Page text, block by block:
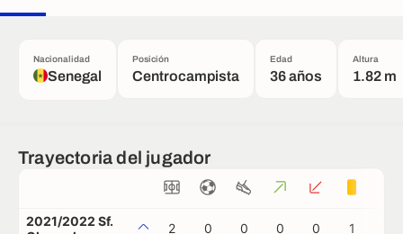
Nacionalidad
Senegal
Posición
Centrocampista
Edad
36 años
Altura
1.82 m
Trayectoria del jugador
2021/2022 Sf.
2 0 0 0 0 1